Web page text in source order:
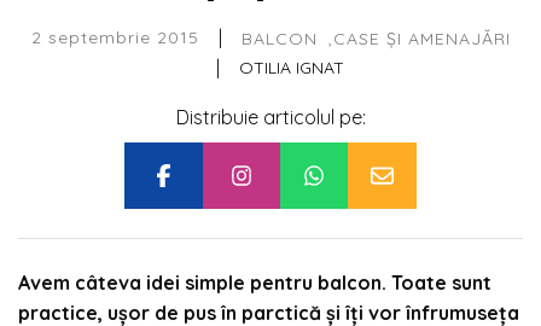
2 septembrie 2015 | BALCON CASE ȘI AMENAJĂRI
| OTILIA IGNAT
Distribuie articolul pe:
Avem câteva idei simple pentru balcon. Toate sunt
practice, ușor de pus în parctică și îți vor înfrumuseța